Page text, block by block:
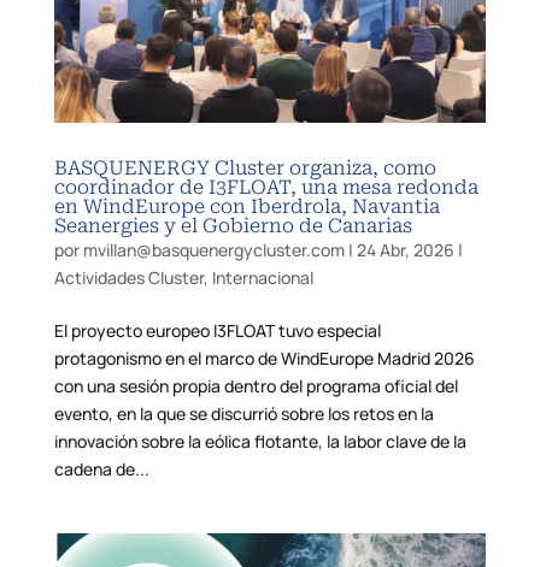
BASQUENERGY Cluster organiza, como
coordinador de I3FLOAT, una mesa redonda
en WindEurope con Iberdrola, Navantia
Seanergies y el Gobierno de Canarias
por mvillan@basquenergycluster.com| 24 Abr, 2026 |
Actividades Cluster, Internacional
El proyecto europeo I3FLOAT tuvo especial
protagonismo en el marco de WindEurope Madrid 2026
con una sesión propia dentro del programa oficial del
evento, en la que se discurrió sobre los retos en la
innovación sobre la eólica flotante, la labor clave de la
cadena de...